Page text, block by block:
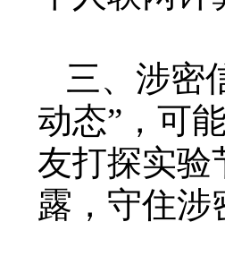
三、涉密
动态”，可
友打探实验
露，守住涉